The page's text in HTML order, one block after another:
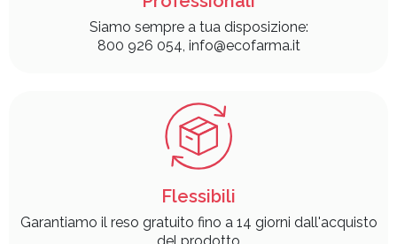
Siamo sempre a tua disposizione:
800 926 054, info@ecofarma.it
Flessibili
Garantiamo il reso gratuito fino a 14 giorni dall'acquisto
del prodotto